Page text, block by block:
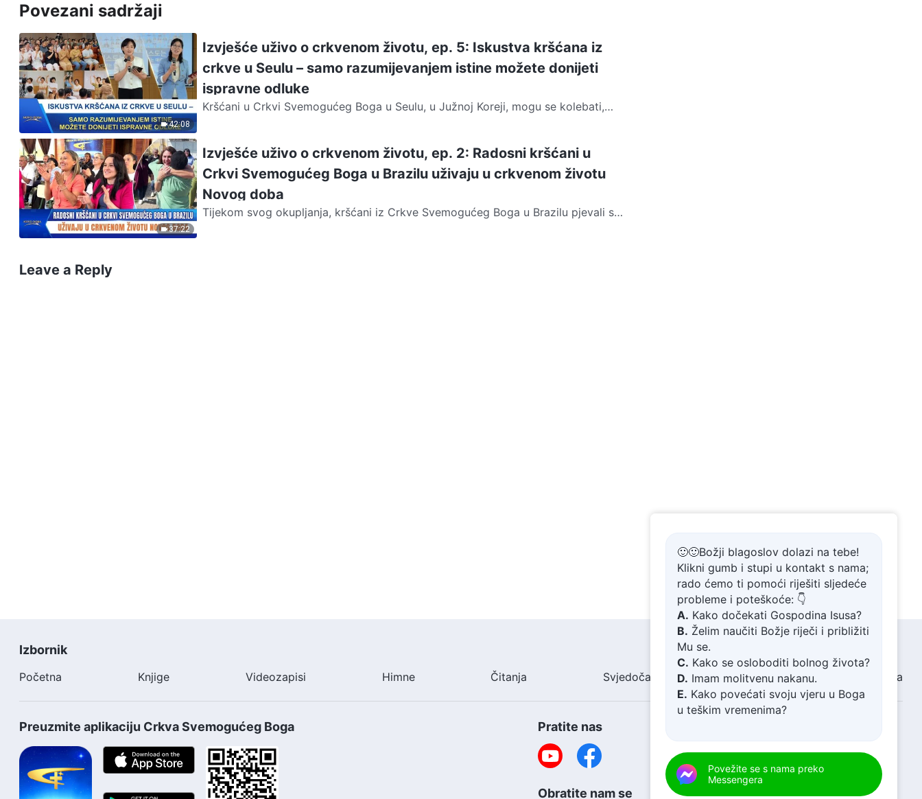
Povezani sadržaji
42:08
Izvješće uživo o crkvenom životu, ep. 5: Iskustva kršćana iz
crkve u Seulu – samo razumijevanjem istine možete donijeti
ispravne odluke
Kršćani u Crkvi Svemogućeg Boga u Seulu, u Južnoj Koreji, mogu se kolebati,
37:22
Izvješće uživo o crkvenom životu, ep. 2: Radosni kršćani u
Crkvi Svemogućeg Boga u Brazilu uživaju u crkvenom životu
Novog doba
Tijekom svog okupljanja, kršćani iz Crkve Svemogućeg Boga u Brazilu pjevali su
Leave a Reply
Izbornik
Početna Knjige Videozapisi Himne Čitanja Svjedočanstva Vijesti O nama
Preuzmite aplikaciju Crkva Svemogućeg Boga Pratite nas
Obratite nam se
🙂🙂Božji blagoslov dolazi na tebe!
Klikni gumb i stupi u kontakt s nama;
rado ćemo ti pomoći riješiti sljedeće
probleme i poteškoće: 👇
A. Kako dočekati Gospodina Isusa?
B. Želim naučiti Božje riječi i približiti
Mu se.
C. Kako se osloboditi bolnog života?
D. Imam molitvenu nakanu.
E. Kako povećati svoju vjeru u Boga
u teškim vremenima?
Povežite se s nama preko
Messengera